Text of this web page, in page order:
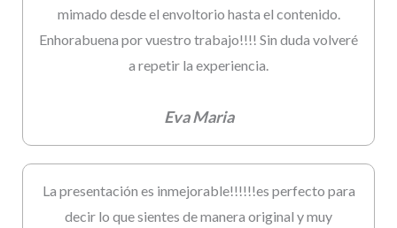
mimado desde el envoltorio hasta el contenido.
Enhorabuena por vuestro trabajo!!!! Sin duda volveré
a repetir la experiencia.
Eva Maria
La presentación es inmejorable!!!!!!es perfecto para
decir lo que sientes de manera original y muy